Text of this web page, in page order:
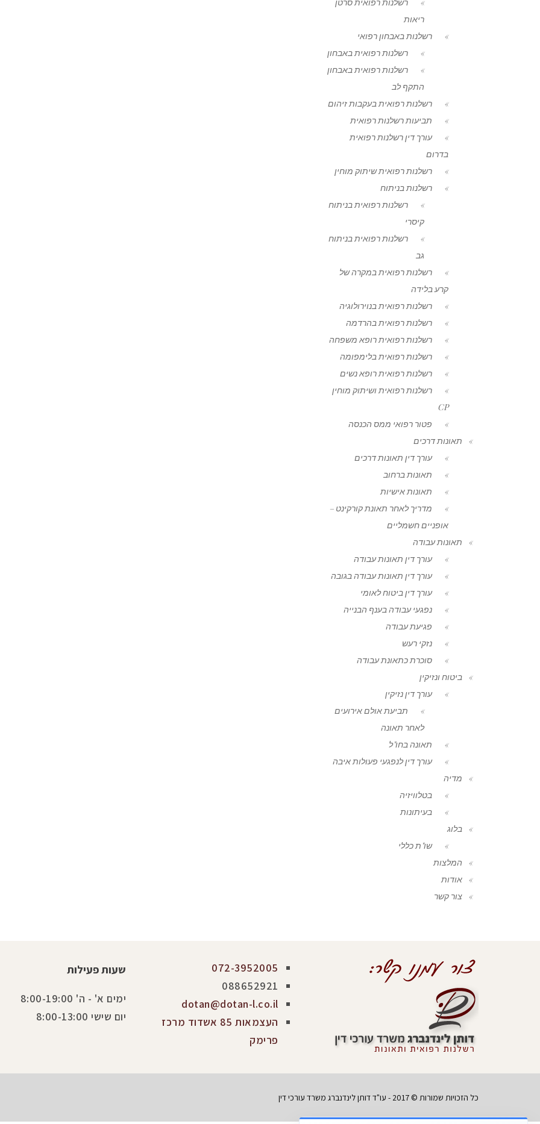
ריאות
רשלנות באבחון רפואי
רשלנות רפואית באבחון
רשלנות רפואית באבחון
התקף לב
רשלנות רפואית בעקבות זיהום
תביעות רשלנות רפואית
עורך דין רשלנות רפואית
בדרום
רשלנות רפואית שיתוק מוחין
רשלנות בניתוח
רשלנות רפואית בניתוח
קיסרי
רשלנות רפואית בניתוח
גב
רשלנות רפואית במקרה של
קרע בלידה
רשלנות רפואית בנוירולוגיה
רשלנות רפואית בהרדמה
רשלנות רפואית רופא משפחה
רשלנות רפואית בלימפומה
רשלנות רפואית רופא נשים
רשלנות רפואית ושיתוק מוחין
CP
פטור רפואי ממס הכנסה
תאונות דרכים
עורך דין תאונות דרכים
תאונות ברחוב
תאונות אישיות
מדריך לאחר תאונת קורקינט –
אופניים חשמליים
תאונות עבודה
עורך דין תאונות עבודה
עורך דין תאונות עבודה בגובה
עורך דין ביטוח לאומי
נפגעי עבודה בענף הבנייה
פגיעת עבודה
נזקי רעש
סוכרת כתאונת עבודה
ביטוח ונזיקין
עורך דין נזיקין
תביעת אולם אירועים
לאחר תאונה
תאונה בחו"ל
עורך דין לנפגעי פעולות איבה
מדיה
בטלוויזיה
בעיתונות
בלוג
שו"ת כללי
המלצות
אודות
צור קשר
072-3952005
088652921
dotan@dotan-l.co.il
העצמאות 85 אשדוד מרכז
פרימק
שעות פעילות
ימים א' - ה' 8:00-19:00
יום שישי 8:00-13:00
כל הזכויות שמורות © 2017 - עו"ד דותן לינדנברג משרד עורכי דין